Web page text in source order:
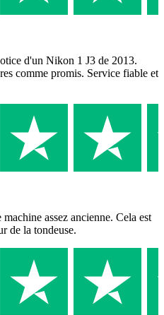
d'un Nikon 1 J3 de 2013.
comme promis. Service fiable et
assez ancienne. Cela est
de la tondeuse.